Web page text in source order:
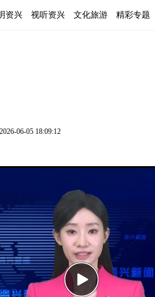
资兴 视听资兴 文化旅游 精彩专题
2026-06-05 18:09:12